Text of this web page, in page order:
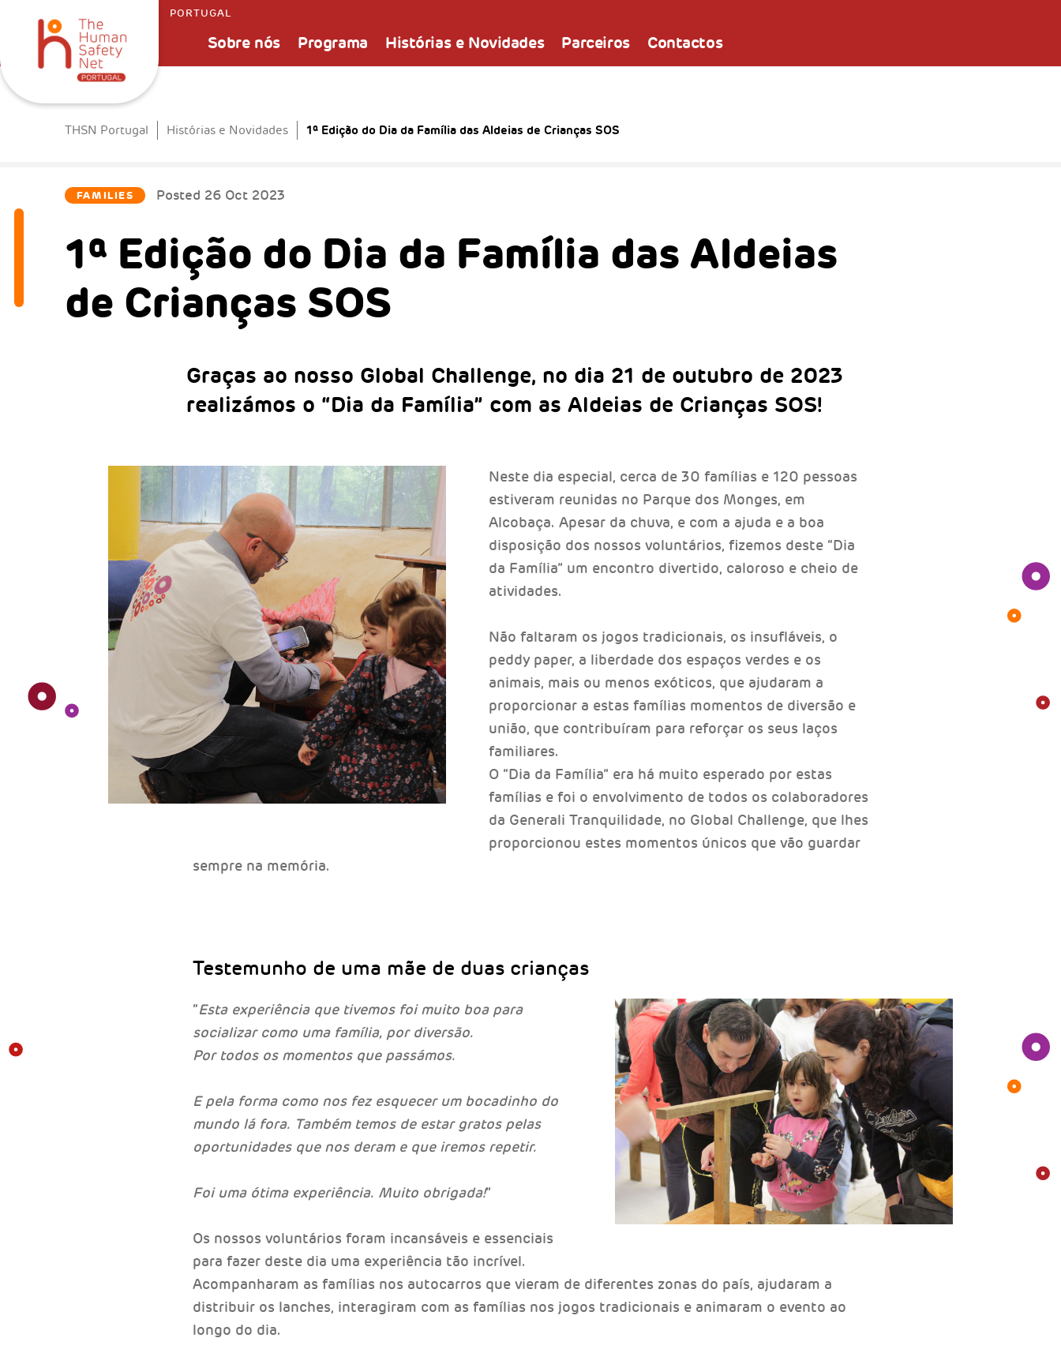
PORTUGAL
Sobre nós Programa Histórias e Novidades Parceiros Contactos
THSN Portugal Histórias e Novidades 1ª Edição do Dia da Família das Aldeias de Crianças SOS
FAMILIES Posted 26 Oct 2023
1ª Edição do Dia da Família das Aldeias
de Crianças SOS
Graças ao nosso Global Challenge, no dia 21 de outubro de 2023
realizámos o “Dia da Família” com as Aldeias de Crianças SOS!
Neste dia especial, cerca de 30 famílias e 120 pessoas
estiveram reunidas no Parque dos Monges, em
Alcobaça. Apesar da chuva, e com a ajuda e a boa
disposição dos nossos voluntários, fizemos deste “Dia
da Família” um encontro divertido, caloroso e cheio de
atividades.
Não faltaram os jogos tradicionais, os insufláveis, o
peddy paper, a liberdade dos espaços verdes e os
animais, mais ou menos exóticos, que ajudaram a
proporcionar a estas famílias momentos de diversão e
união, que contribuíram para reforçar os seus laços
familiares.
O “Dia da Família” era há muito esperado por estas
famílias e foi o envolvimento de todos os colaboradores
da Generali Tranquilidade, no Global Challenge, que lhes
proporcionou estes momentos únicos que vão guardar
sempre na memória.
Testemunho de uma mãe de duas crianças
“Esta experiência que tivemos foi muito boa para
socializar como uma família, por diversão.
Por todos os momentos que passámos.
E pela forma como nos fez esquecer um bocadinho do
mundo lá fora. Também temos de estar gratos pelas
oportunidades que nos deram e que iremos repetir.
Foi uma ótima experiência. Muito obrigada!”
Os nossos voluntários foram incansáveis e essenciais
para fazer deste dia uma experiência tão incrível.
Acompanharam as famílias nos autocarros que vieram de diferentes zonas do país, ajudaram a
distribuir os lanches, interagiram com as famílias nos jogos tradicionais e animaram o evento ao
longo do dia.